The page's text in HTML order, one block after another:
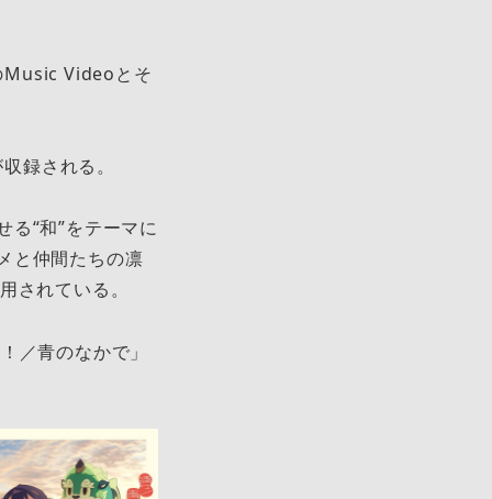
Music Videoとそ
録される。
る“和”をテーマに
と仲間たちの凛
されている。
／青のなかで」